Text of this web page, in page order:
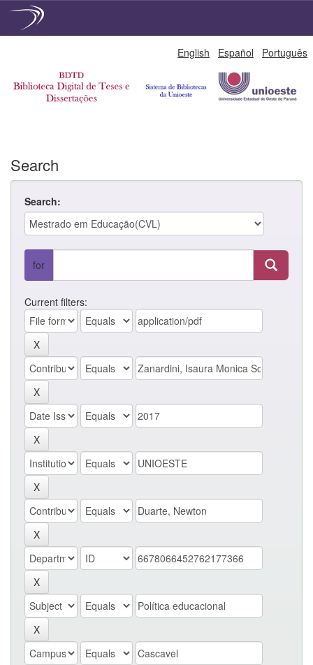
English Español Português
Search
Search:
for
Current filters: